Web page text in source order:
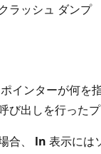
ラッシュ ダンプ
インターが何を
び出しを行った
合、 ln 表示には